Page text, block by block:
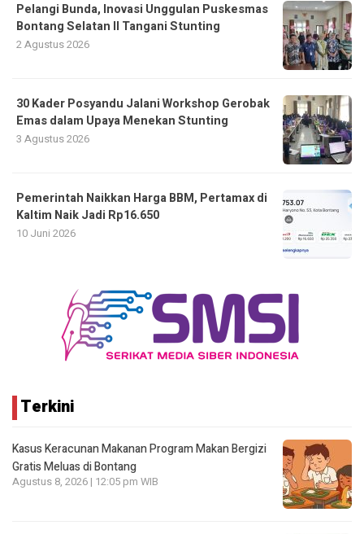
Pelangi Bunda, Inovasi Unggulan Puskesmas
Bontang Selatan II Tangani Stunting
2 Agustus 2026
30 Kader Posyandu Jalani Workshop Gerobak
Emas dalam Upaya Menekan Stunting
3 Agustus 2026
Pemerintah Naikkan Harga BBM, Pertamax di
Kaltim Naik Jadi Rp16.650
10 Juni 2026
Terkini
Kasus Keracunan Makanan Program Makan Bergizi
Gratis Meluas di Bontang
Agustus 8, 2026 | 12:05 pm WIB